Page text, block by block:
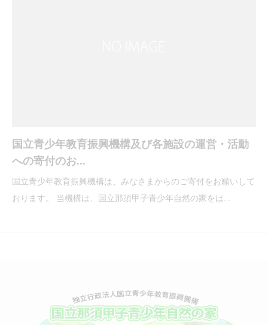
国立青少年教育振興機構及び各施設の運営・活動
への寄付のお...
国立青少年教育振興機構は、みなさまからのご寄付をお願いして
おります。 当機構は、国立那須甲子青少年自然の家をは...